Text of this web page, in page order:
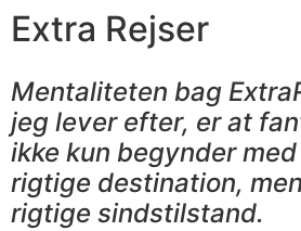
Extra Rejser
Mentaliteten bag
jeg lever efter, er at
ikke kun begynder
rigtige destination,
rigtige sindstilstand.